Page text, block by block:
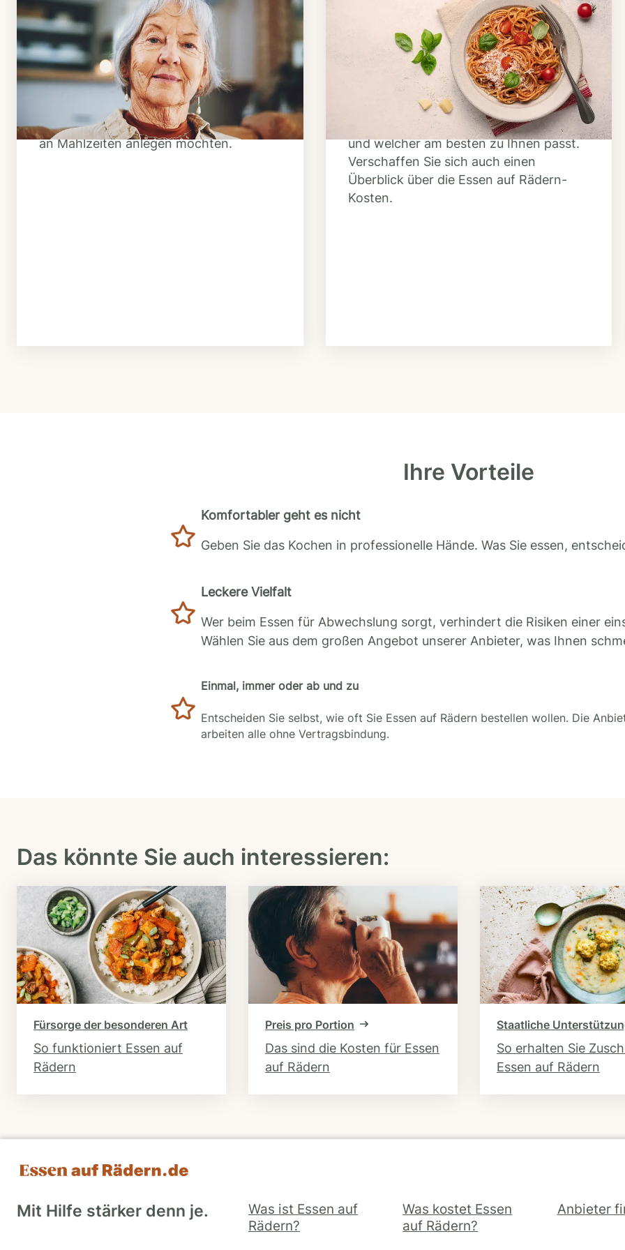
Schritt 1
Klarheit schaffen
Überlegen Sie, ob Ihnen das Essen
täglich verzehrfertig geliefert werden
soll oder Sie sich einen Tiefkühl-Vorrat
an Mahlzeiten anlegen möchten.
Schritt 2
Anbieter finden
Nutzen Sie unsere große Mahlzeiten-
Dienst-Suche, um herauszufinden,
welche Anbieter es in Ihrer Region gibt
und welcher am besten zu Ihnen passt.
Verschaffen Sie sich auch einen
Überblick über die Essen auf Rädern-
Kosten.
Ihre Vorteile
Komfortabler geht es nicht
Geben Sie das Kochen in professionelle Hände. Was Sie essen,
Leckere Vielfalt
Wer beim Essen für Abwechslung sorgt, verhindert die Risiken einer
Wählen Sie aus dem großen Angebot unserer Anbieter, was Ihnen
Einmal, immer oder ab und zu
Entscheiden Sie selbst, wie oft Sie Essen auf Rädern bestellen wollen. Die
arbeiten alle ohne Vertragsbindung.
Das könnte Sie auch interessieren:
Fürsorge der besonderen Art
So funktioniert Essen auf
Rädern
Preis pro Portion
Das sind die Kosten für Essen
auf Rädern
Staatliche
So erhalten Sie
Essen auf Rädern
Mit Hilfe stärker denn je.
Was ist Essen auf
Rädern?
Was kostet Essen
auf Rädern?
Anbieter